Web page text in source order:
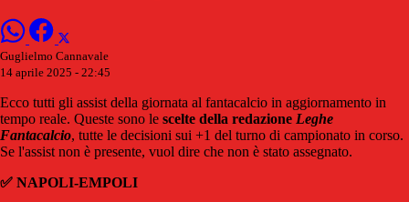
Guglielmo Cannavale
14 aprile 2025 - 22:45
Ecco tutti gli assist della giornata al fantacalcio in aggiornamento in
tempo reale. Queste sono le scelte della redazione Leghe
Fantacalcio, tutte le decisioni sui +1 del turno di campionato in corso.
Se l'assist non è presente, vuol dire che non è stato assegnato.
✅ NAPOLI-EMPOLI